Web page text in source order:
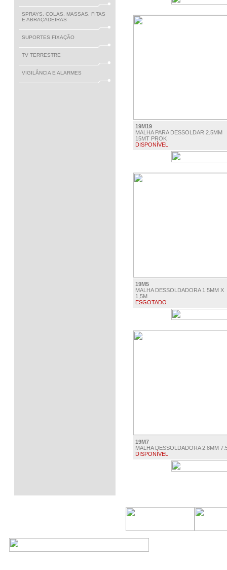
SPRAYS, COLAS, MASSAS, FITAS
E ABRAÇADEIRAS
SUPORTES FIXAÇÃO
TV TERRESTRE
VIGILÂNCIA E ALARMES
19M19
MALHA PARA DESSOLDAR 2.5MM
15MT PROK
DISPONÍVEL
19M5
MALHA DESSOLDADORA 1.5MM X
1,5M
ESGOTADO
19M7
MALHA DESSOLDADORA 2.8MM
DISPONÍVEL